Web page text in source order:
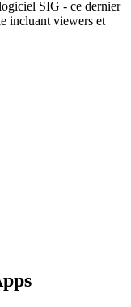
SIG - ce dernier
incluant viewers et